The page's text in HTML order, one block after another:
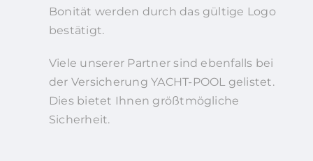
Bonität werden durch das gültige Logo
bestätigt.
Viele unserer Partner sind ebenfalls bei
der Versicherung YACHT-POOL gelistet.
Dies bietet Ihnen größtmögliche
Sicherheit.